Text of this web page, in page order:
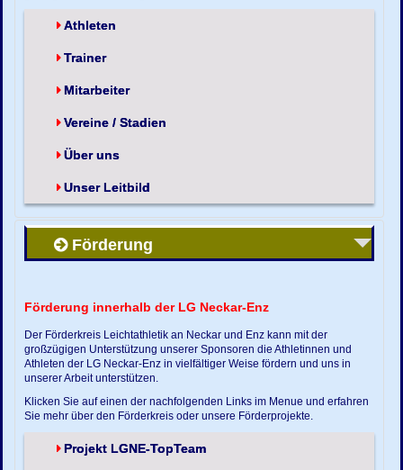
Athleten
Trainer
Mitarbeiter
Vereine / Stadien
Über uns
Unser Leitbild
Förderung
Förderung innerhalb der LG Neckar-Enz
Der Förderkreis Leichtathletik an Neckar und Enz kann mit der
großzügigen Unterstützung unserer Sponsoren die Athletinnen und
Athleten der LG Neckar-Enz in vielfältiger Weise fördern und uns in
unserer Arbeit unterstützen.
Klicken Sie auf einen der nachfolgenden Links im Menue und erfahren
Sie mehr über den Förderkreis oder unsere Förderprojekte.
Projekt LGNE-TopTeam